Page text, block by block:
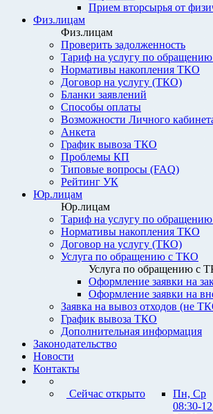
Прием вторсырья от
Физ.лицам
Физ.лицам
Проверить задолженность
Тариф на услугу по
Нормативы накопления ТКО
Договор на услугу (ТКО)
Бланки заявлений
Способы оплаты
Возможности Личного
Анкета
График вывоза ТКО
Проблемы КП
Типовые вопросы (FAQ)
Рейтинг УК
Юр.лицам
Юр.лицам
Тариф на услугу по
Нормативы накопления ТКО
Договор на услугу (ТКО)
Услуга по обращению с ТКО
Услуга по обращению с
Оформление заявки на
Оформление заявки на
Заявка на вывоз отходов (не
График вывоза ТКО
Дополнительная информация
Законодательство
Новости
Контакты
Сейчас открыто
Пн, Ср
08:30-